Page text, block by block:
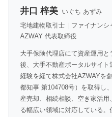
井口 梓美 いぐち あずみ
宅地建物取引士｜ファイナン
AZWAY 代表取締役
大手保険代理店にて資産運用
後、大手不動産ポータルサイ
経験を経て株式会社AZWAYを
都知事 第104708号）を取得し
産売却、相続相談、空き家活
る幅広い領域に対応している